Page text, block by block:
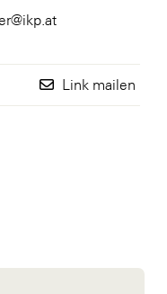
Link mailen